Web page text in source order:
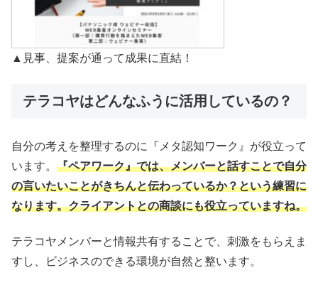
▲見事、提案が通って成果に直結！
テラコヤはどんなふうに活用しているの？
自分の考えを整理するのに『メタ認知ワーク』が役立って
います。 『ペアワーク』では、メンバーと話すことで自分
の言いたいことがきちんと伝わっているか？という練習に
なります。クライアントとの商談にも役立っていますね。
テラコヤメンバーと情報共有することで、刺激をもらえま
すし、ビジネスのできる環境が自然と整います。